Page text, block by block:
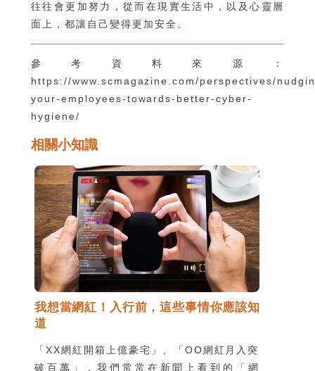
往往會更加努力，從而在現實生活中，以及心靈層
面上，都讓自己變得更加安全。
參考資料來源：
https://www.scmagazine.com/perspectives/
your-employees-towards-better-cyber-
hygiene/
相關小知識
我想當網紅！入行前，這些事情你應該知
道
「XX網紅開箱上億豪宅」、「OO網紅月入突
破百萬」，我們常常在新聞上看到的「網